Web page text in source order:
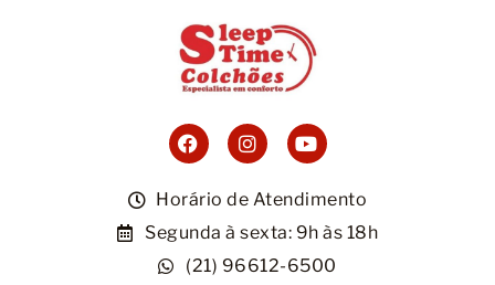
Horário de Atendimento
Segunda à sexta: 9h às 18h
(21) 96612-6500